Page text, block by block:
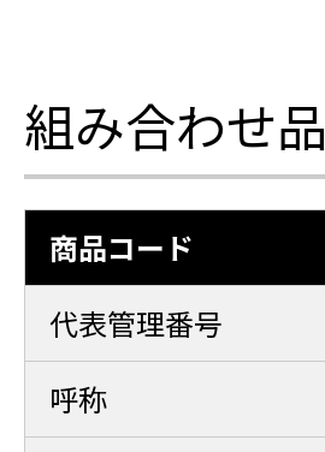
組み合わせ品
商品コード
代表管理番号
呼称